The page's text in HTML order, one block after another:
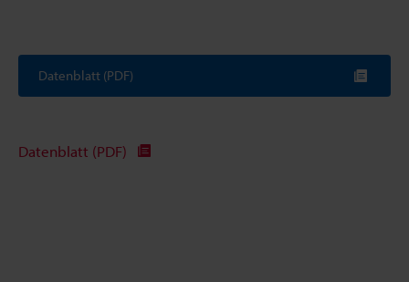
Datenblatt (PDF)
Datenblatt (PDF)